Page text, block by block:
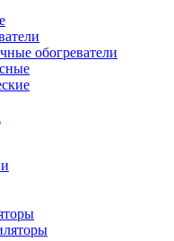
обогреватели